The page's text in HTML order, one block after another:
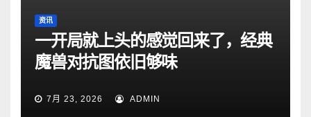
资讯
一开局就上头的感觉回来了，经典
魔兽对抗图依旧够味
7月 23, 2026 ADMIN